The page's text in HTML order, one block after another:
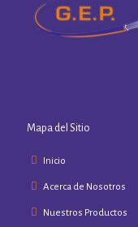
Mapa del Sitio
Inicio
Acerca de Nosotros
Nuestros Productos